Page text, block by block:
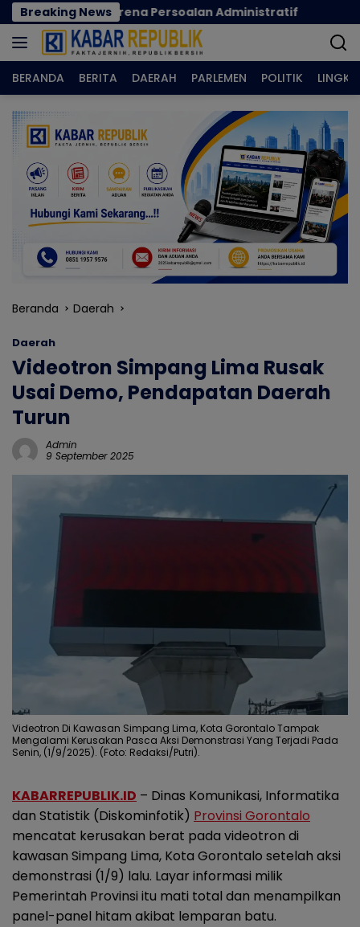
Langsung
ke
konten
Breaking News
Karena Persoalan Administratif Norman
BERANDA BERITA DAERAH PARLEMEN POLITIK
Beranda Daerah
Daerah
Videotron Simpang Lima Rusak
Usai Demo, Pendapatan Daerah
Turun
Admin
9 September 2025
Videotron Di Kawasan Simpang Lima, Kota Gorontalo Tampak
Mengalami Kerusakan Pasca Aksi Demonstrasi Yang Terjadi Pada
Senin, (1/9/2025). (Foto: Redaksi/Putri).
KABARREPUBLIK.ID – Dinas Komunikasi, Informatika
dan Statistik (Diskominfotik) Provinsi Gorontalo
mencatat kerusakan berat pada videotron di
kawasan Simpang Lima, Kota Gorontalo setelah aksi
demonstrasi (1/9) lalu. Layar informasi milik
Pemerintah Provinsi itu mati total dan menampilkan
panel-panel hitam akibat lemparan batu.